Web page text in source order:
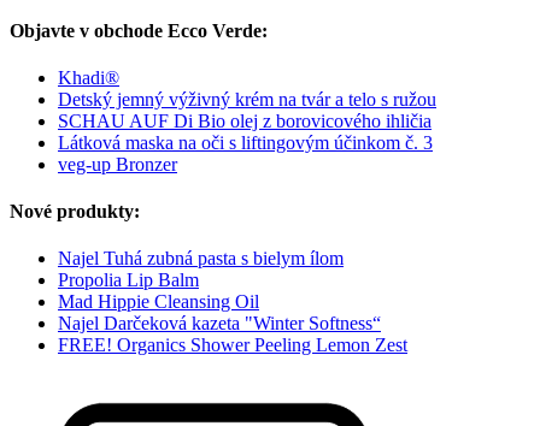
Objavte v obchode Ecco Verde:
Khadi®
Detský jemný výživný krém na tvár a telo s ružou
SCHAU AUF Di Bio olej z borovicového ihličia
Látková maska na oči s liftingovým účinkom č. 3
veg-up Bronzer
Nové produkty:
Najel Tuhá zubná pasta s bielym ílom
Propolia Lip Balm
Mad Hippie Cleansing Oil
Najel Darčeková kazeta "Winter Softness“
FREE! Organics Shower Peeling Lemon Zest